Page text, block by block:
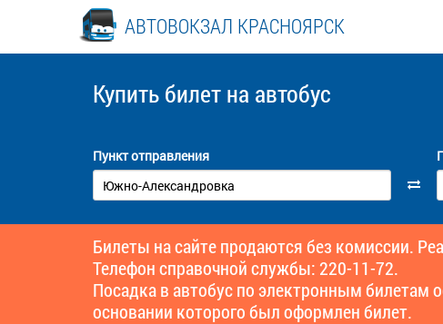
АВТОВОКЗАЛ КРАСНОЯРСК
Купить билет на автобус
Пункт отправления
Билеты на сайте продаются без комиссии.
Телефон справочной службы: 220-11-72.
Посадка в автобус по электронным билетам
основании которого был оформлен билет.